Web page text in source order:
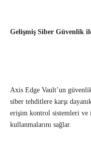
Gelişmiş Siber Güvenlik
Axis Edge Vault’un
siber tehditlere karşı
erişim kontrol sistemleri ve
kullanmalarını sağlar.